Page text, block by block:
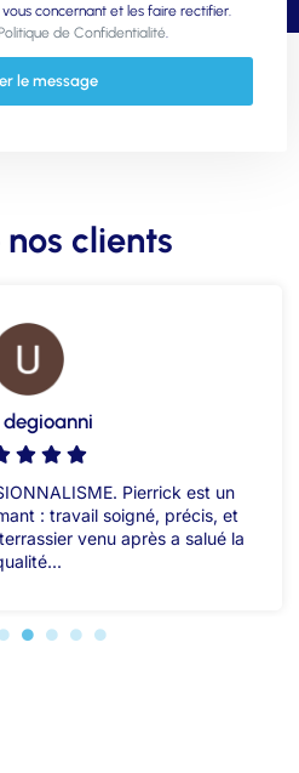
concernant et les faire rectifier.
de Confidentialité
le message
clients
degioanni
Pierrick est un
: travail soigné, précis, et
venu après a salué la